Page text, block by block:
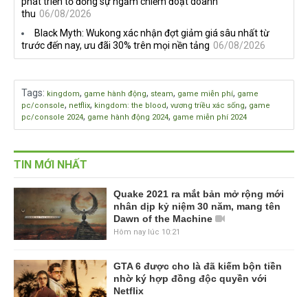
thu 06/08/2026
Black Myth: Wukong xác nhận đợt giảm giá sâu nhất từ
trước đến nay, ưu đãi 30% trên mọi nền tảng 06/08/2026
Tags: kingdom, game hành động, steam, game miễn phí, game
pc/console, netflix, kingdom: the blood, vương triều xác sống, game
pc/console 2024, game hành động 2024, game miễn phí 2024
TIN MỚI NHẤT
Quake 2021 ra mắt bản mở rộng mới
nhân dịp kỷ niệm 30 năm, mang tên
Dawn of the Machine
Hôm nay lúc 10:21
GTA 6 được cho là đã kiếm bộn tiền
nhờ ký hợp đồng độc quyền với
Netflix